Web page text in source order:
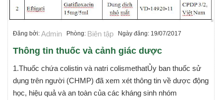
Đăng bởi: Admin Phòng: Biên tập Ngày đăng: 19/07/2017
Thông tin thuốc và cảnh giác dược
1.Thuốc chứa colistin và natri colismethatỦy ban thuốc sử
dụng trên người (CHMP) đã xem xét thông tin về dược động
học, hiệu quả và an toàn của các kháng sinh nhóm